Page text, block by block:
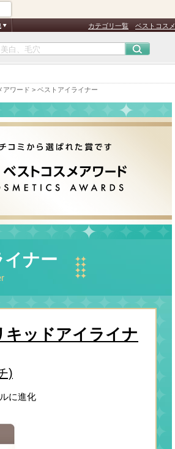
アワード > ベストアイライナー
カテゴリ一覧 ベストコスメ
ナー
キッドアイライナ
)
に進化